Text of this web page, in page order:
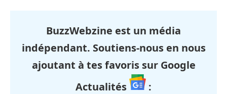
BuzzWebzine est un média
indépendant. Soutiens-nous en nous
ajoutant à tes favoris sur Google
Actualités
: